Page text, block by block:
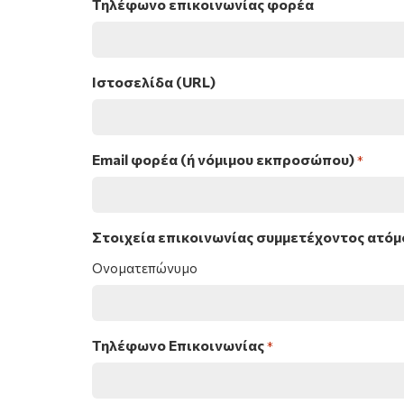
Τηλέφωνο επικοινωνίας φορέα
Ιστοσελίδα (URL)
Email φορέα (ή νόμιμου εκπροσώπου) *
Στοιχεία επικοινωνίας συμμετέχοντος
Ονοματεπώνυμο
Τηλέφωνο Επικοινωνίας *